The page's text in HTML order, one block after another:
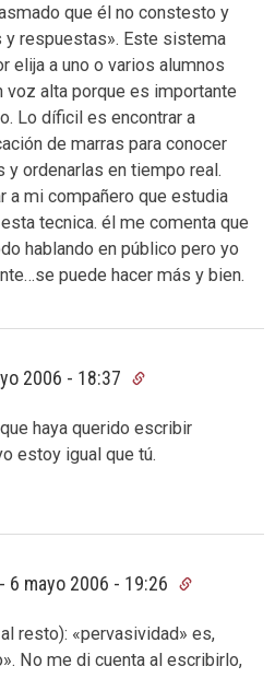
que él no constesto y
y respuestas». Este sistema
elija a uno o varios alumnos
voz alta porque es importante
Lo díficil es encontrar a
de marras para conocer
ordenarlas en tiempo real.
a mi compañero que estudia
tecnica. él me comenta que
hablando en público pero yo
puede hacer más y bien.
2006 - 18:37
haya querido escribir
estoy igual que tú.
- 6 mayo 2006 - 19:26
resto): «pervasividad» es,
No me di cuenta al escribirlo,